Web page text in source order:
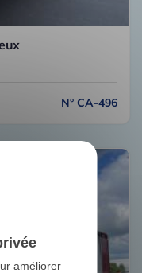
N° CA-496
améliorer